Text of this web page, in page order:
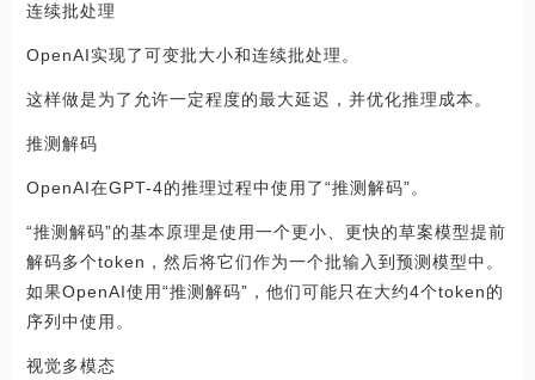
连续批处理
OpenAI实现了可变批大小和连续批处理。
这样做是为了允许一定程度的最大延迟，并优化推理成本。
推测解码
OpenAI在GPT-4的推理过程中使用了“推测解码”。
“推测解码”的基本原理是使用一个更小、更快的草案模型提前
解码多个token，然后将它们作为一个批输入到预测模型中。
如果OpenAI使用“推测解码”，他们可能只在大约4个token的
序列中使用。
视觉多模态